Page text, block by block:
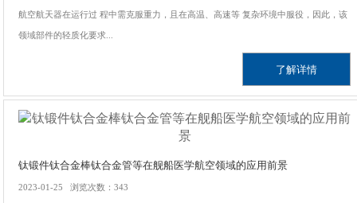
航空航天器在运行过 程中需克服重力，且在高温、高速等 复杂环境中服役，因此，该
领域部件的轻质化要求...
了解详情
钛锻件钛合金棒钛合金管等在舰船医学航空领域的应用前景
2023-01-25 浏览次数：343